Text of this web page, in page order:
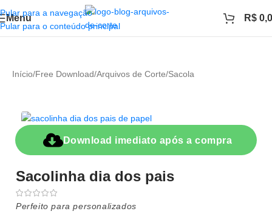
Pular para a navegação
Pular para o conteúdo principal
Menu R$
Início/Free Download/Arquivos de Corte/Sacola
Download imediato após a compra
Sacolinha dia dos pais
Perfeito para personalizados